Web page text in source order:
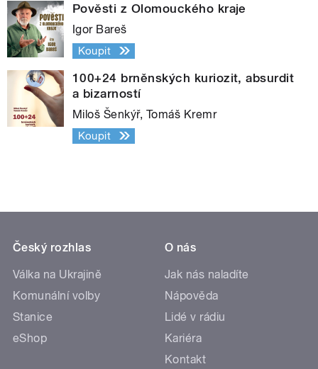
Pověsti z Olomouckého kraje
Igor Bareš
Koupit
100+24 brněnských kuriozit, absurdit
a bizarností
Miloš Šenkýř, Tomáš Kremr
Koupit
Český rozhlas
Válka na Ukrajině
Komunální volby
Stanice
eShop
O nás
Jak nás naladíte
Nápověda
Lidé v rádiu
Kariéra
Kontakt